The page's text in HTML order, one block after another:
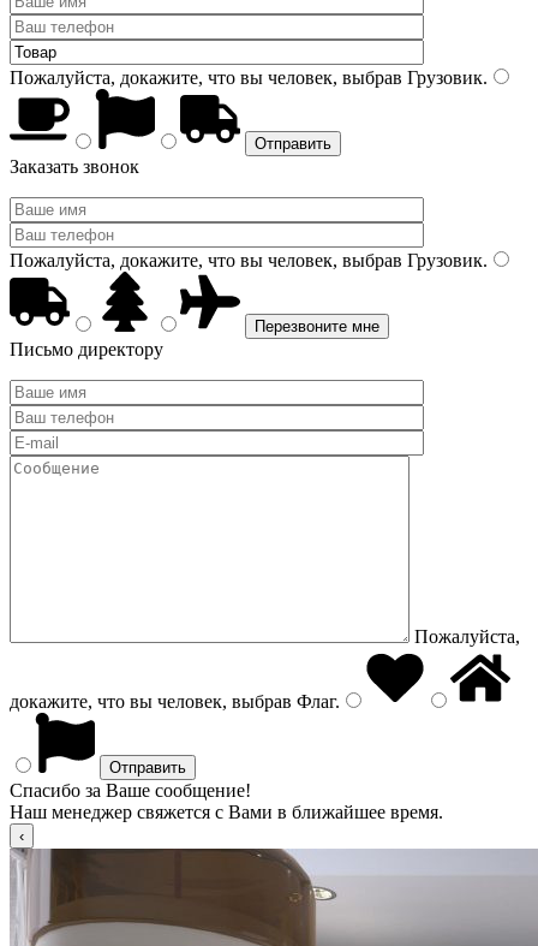
Пожалуйста, докажите, что вы человек, выбрав Грузовик.
Заказать звонок
Пожалуйста, докажите, что вы человек, выбрав Грузовик.
Письмо директору
Пожалуйста,
докажите, что вы человек, выбрав Флаг.
Спасибо за Ваше сообщение!
Наш менеджер свяжется с Вами в ближайшее время.